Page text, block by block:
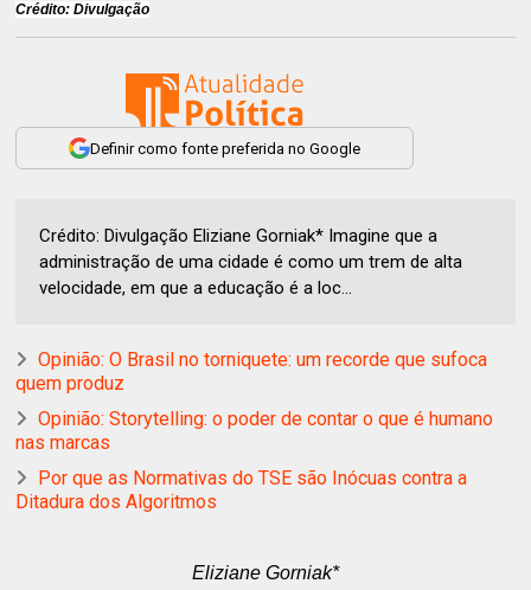
Crédito: Divulgação
Definir como fonte preferida no Google
Crédito: Divulgação Eliziane Gorniak* Imagine que a
administração de uma cidade é como um trem de alta
velocidade, em que a educação é a loc...
Opinião: O Brasil no torniquete: um recorde que sufoca
quem produz
Opinião: Storytelling: o poder de contar o que é humano
nas marcas
Por que as Normativas do TSE são Inócuas contra a
Ditadura dos Algoritmos
Eliziane Gorniak*